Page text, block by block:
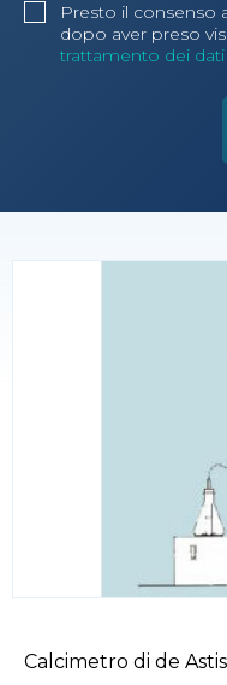
Presto il consenso
dopo aver preso
trattamento dei dati
Calcimetro di de Astis